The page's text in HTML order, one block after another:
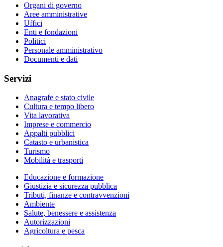
Organi di governo
Aree amministrative
Uffici
Enti e fondazioni
Politici
Personale amministrativo
Documenti e dati
Servizi
Anagrafe e stato civile
Cultura e tempo libero
Vita lavorativa
Imprese e commercio
Appalti pubblici
Catasto e urbanistica
Turismo
Mobilità e trasporti
Educazione e formazione
Giustizia e sicurezza pubblica
Tributi, finanze e contravvenzioni
Ambiente
Salute, benessere e assistenza
Autorizzazioni
Agricoltura e pesca